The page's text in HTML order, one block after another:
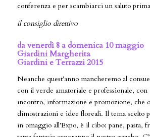
conferenza e per scambiarci un saluto prima
il consiglio direttivo
da venerdì 8 a domenica 10 maggio
Giardini Margherita
Giardini e Terrazzi 2015
Neanche quest’anno mancheremo al
con il verde amatoriale e professionale,
incontro, informazione e promozione, che
dimostrazioni e idee floreali. Il tema scelto
in omaggio all’Expo, è il cibo: pane,